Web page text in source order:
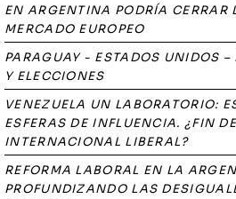
EN ARGENTINA PODRÍA CERRAR
MERCADO EUROPEO
PARAGUAY - ESTADOS UNIDOS
Y ELECCIONES
VENEZUELA UN LABORATORIO:
ESFERAS DE INFLUENCIA. ¿FIN
INTERNACIONAL LIBERAL?
REFORMA LABORAL EN LA
PROFUNDIZANDO LAS